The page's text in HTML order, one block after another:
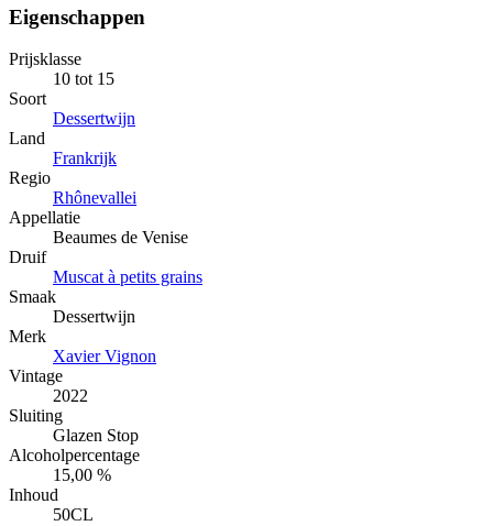
Eigenschappen
Prijsklasse
10 tot 15
Soort
Dessertwijn
Land
Frankrijk
Regio
Rhônevallei
Appellatie
Beaumes de Venise
Druif
Muscat à petits grains
Smaak
Dessertwijn
Merk
Xavier Vignon
Vintage
2022
Sluiting
Glazen Stop
Alcoholpercentage
15,00 %
Inhoud
50CL